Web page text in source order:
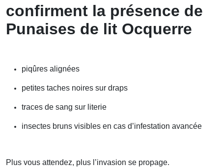
confirment la présence de
Punaises de lit Ocquerre
piqûres alignées
petites taches noires sur draps
traces de sang sur literie
insectes bruns visibles en cas d’infestation avancée
Plus vous attendez, plus l’invasion se propage.